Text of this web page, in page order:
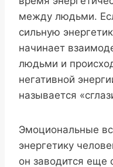
между людьми.
сильную
начинает
людьми и
негативной
называется
Эмоциональные
энергетику
он заводится еще